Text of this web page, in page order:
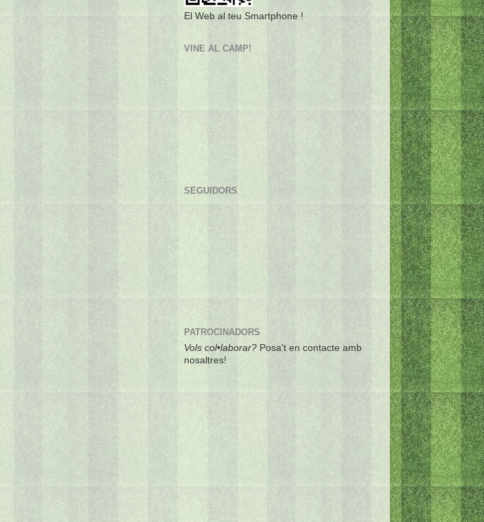
El Web al teu Smartphone !
VINE AL CAMP!
SEGUIDORS
PATROCINADORS
Vols col•laborar? Posa't en contacte amb
nosaltres!